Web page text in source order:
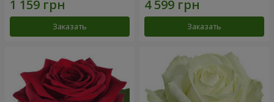
Заказать Заказать